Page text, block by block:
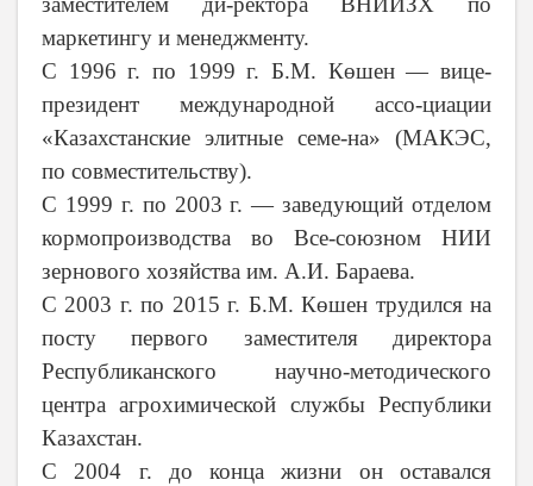
маркетингу и менеджменту.
С 1996 г. по 1999 г. Б.М. Көшен — вице-
президент международной ассо-циации
«Казахстанские элитные семе-на» (МАКЭС,
по совместительству).
С 1999 г. по 2003 г. — заведующий отделом
кормопроизводства во Все-союзном НИИ
зернового хозяйства им. А.И. Бараева.
С 2003 г. по 2015 г. Б.М. Көшен трудился на
посту первого заместителя директора
Республиканского научно-методического
центра агрохимической службы Республики
Казахстан.
С 2004 г. до конца жизни он оставался